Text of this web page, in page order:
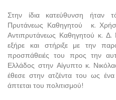
Στην ίδια κατεύθυνση ήταν
Πρυτάνεως Καθηγητού κ.
Αντιπρυτάνεως Καθηγητού κ. Δ.
εξήρε και στήριξε με την
προσπάθειές του προς την
Ελλάδος στην Αίγυπτο κ.
έθεσε στην ατζέντα του ως ένα
άπτεται του πολιτισμού!